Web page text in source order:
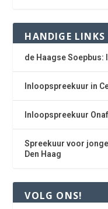
HANDIGE LINKS
de Haagse Soepbus:
Inloopspreekuur in
Inloopspreekuur
Spreekuur voor
Den Haag
VOLG ONS!